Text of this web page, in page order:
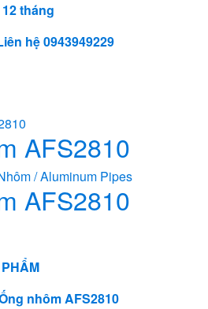
tháng
hệ 0943949229
AFS2810
/ Aluminum Pipes
AFS2810
nhôm AFS2810